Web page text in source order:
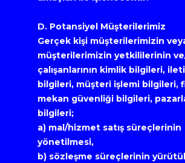
D. Potansiyel Müşterilerimiz
Gerçek kişi müşterilerimizin
müşterilerimizin yetkililerinin
çalışanlarının kimlik bilgileri,
bilgileri, müşteri işlemi bilgileri,
mekan güvenliği bilgileri,
bilgileri;
a) mal/hizmet satış süreçlerinin
yönetilmesi,
b) sözleşme süreçlerinin